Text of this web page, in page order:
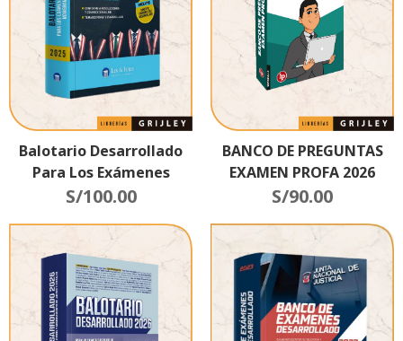
Balotario Desarrollado
Para Los Exámenes
Escritos De Selección Y
Jueces Y Fiscales
S/100.00
BANCO DE PREGUNTAS
EXAMEN PROFA 2026
S/90.00